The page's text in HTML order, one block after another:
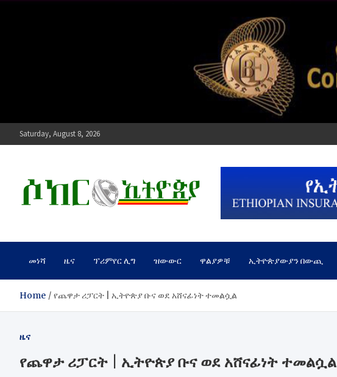
Saturday, August 8, 2026
ሶከር ኢትዮጵያ
መነሻ ዜና ፕሪምየር ሊግ ዝውውር ዋልያዎቹ ኢትዮጵያውያን በውጪ
Home የጨዋታ ሪፓርት | ኢትዮጵያ ቡና ወደ አሸናፊነት ተመልሷል
ዜና
የጨዋታ ሪፓርት | ኢትዮጵያ ቡና ወደ አሸናፊነት ተመልሷል